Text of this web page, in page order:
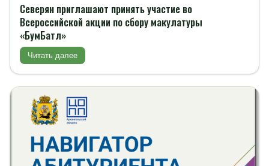
Северян приглашают принять участие во
Всероссийской акции по сбору макулатуры
«БумБатл»
Читать далее